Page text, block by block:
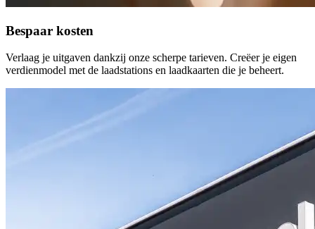
Bespaar kosten
Verlaag je uitgaven dankzij onze scherpe tarieven. Creëer je eigen
verdienmodel met de laadstations en laadkaarten die je beheert.